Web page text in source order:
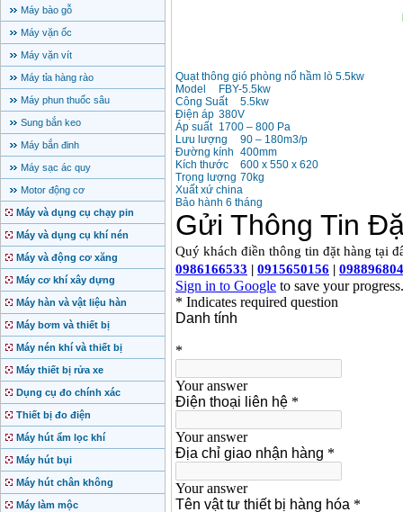
Máy bào gỗ
Máy vặn ốc
Máy vặn vít
Máy tỉa hàng rào
Máy phun thuốc sâu
Sung bắn keo
Máy bắn đinh
Máy sạc ác quy
Motor động cơ
Máy và dụng cụ chạy pin
Máy và dụng cụ khí nén
Máy và động cơ xăng
Máy cơ khí xây dựng
Máy hàn và vật liệu hàn
Máy bơm và thiết bị
Máy nén khí và thiết bị
Máy thiết bị rửa xe
Dụng cụ đo chính xác
Thiết bị đo điện
Máy hút ẩm lọc khí
Máy hút bụi
Máy hút chân không
Máy làm mộc
Quạt thông gió phòng nổ hầm lò 5.5kw
Model
FBY-5.5kw
Công Suất
5.5kw
Điện áp 380V
Áp suất 1700 – 800 Pa
Lưu lượng
90 – 180m3/p
Đường kính 400mm
Kích thước
600 x 550 x 620
Trọng lượng 70kg
Xuất xứ china
Bảo hành 6 tháng